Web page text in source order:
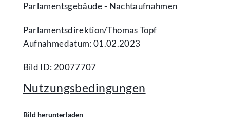
Parlamentsgebäude - Nachtaufnahmen
Parlamentsdirektion/​Thomas Topf
Aufnahmedatum: 01.02.2023
Bild ID: 20077707
Nutzungsbedingungen
Bild herunterladen